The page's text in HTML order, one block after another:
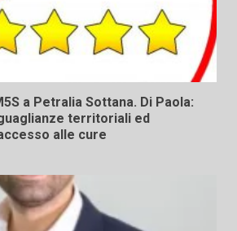
a Petralia Sottana. Di Paola:
territoriali ed
alle cure